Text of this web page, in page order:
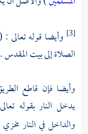
[3] وأيضا قوله تعالى
الصلاة إلى بيت المقدس .
وأيضا فإن قاطع
يدخل النار بقوله
والداخل في النار